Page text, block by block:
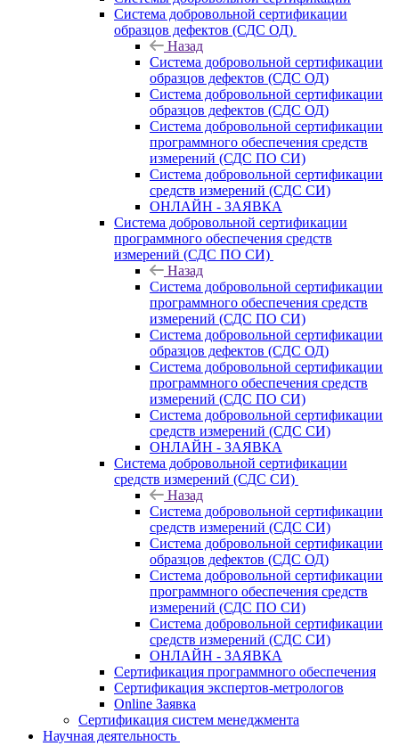
Система добровольной сертификации
образцов дефектов (СДС ОД)
Назад
Система добровольной сертификации
образцов дефектов (СДС ОД)
Система добровольной сертификации
образцов дефектов (СДС ОД)
Система добровольной сертификации
программного обеспечения средств
измерений (СДС ПО СИ)
Система добровольной сертификации
средств измерений (СДС СИ)
ОНЛАЙН - ЗАЯВКА
Система добровольной сертификации
программного обеспечения средств
измерений (СДС ПО СИ)
Назад
Система добровольной сертификации
программного обеспечения средств
измерений (СДС ПО СИ)
Система добровольной сертификации
образцов дефектов (СДС ОД)
Система добровольной сертификации
программного обеспечения средств
измерений (СДС ПО СИ)
Система добровольной сертификации
средств измерений (СДС СИ)
ОНЛАЙН - ЗАЯВКА
Система добровольной сертификации
средств измерений (СДС СИ)
Назад
Система добровольной сертификации
средств измерений (СДС СИ)
Система добровольной сертификации
образцов дефектов (СДС ОД)
Система добровольной сертификации
программного обеспечения средств
измерений (СДС ПО СИ)
Система добровольной сертификации
средств измерений (СДС СИ)
ОНЛАЙН - ЗАЯВКА
Сертификация программного обеспечения
Сертификация экспертов-метрологов
Online Заявка
Сертификация систем менеджмента
Научная деятельность